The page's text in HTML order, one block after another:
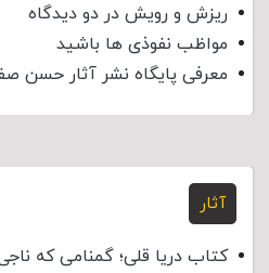
ریزش و رویش در دو دیدگاه
مواظب نفوذی‌ ها باشید
معرفی پایگاه نشر آثار حسن
آثار
کتاب دریا قلی؛ گمنامی که